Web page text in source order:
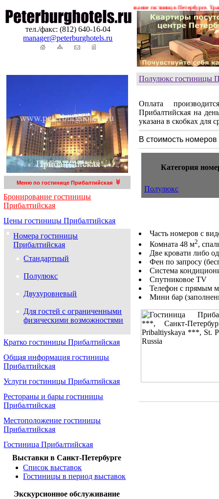
тел./факс: (812) 640-16-04
manager@peterburghotels.ru
Гостиницы Санкт-Петербурга. Бронирование гостиниц в Петербурге.
Меню по гостинице Прибалтийская
Бронирование гостиницы
Прибалтийская
Цены гостиницы Прибалтийская
Номера гостиницы
Прибалтийская
Стандартный
Полулюкс
Двухуровневый
Для гостей с ограниченными
физическими возможностями
Кратко гостиницы Прибалтийская
Общая информация гостиницы
Прибалтийская
Услуги гостиницы Прибалтийская
Рестораны и бары гостиницы
Прибалтийская
Местоположение гостиницы
Прибалтийская
Гостиница Прибалтийская
Выставки в Санкт-Петербурге
Список выставок
Гостиницы в период выставок
Экскурсионное обслуживание
Полулюкс гостиницы
Оплата
Прибалтийская на
указана в скобках для
В стоимость номеров
Категория
Полулюкс
Часть номеров с
Комната 48 м2,
Две кровати либо
Фен по запросу
Система
Спутниковое TV
Телефон с прямым
Мини бар